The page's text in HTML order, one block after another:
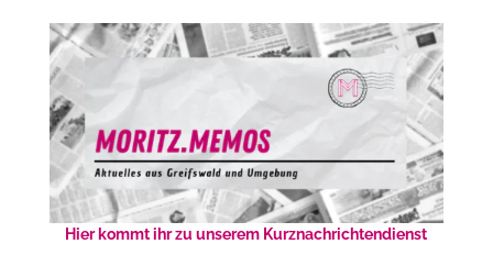
Hier kommt ihr zu unserem Kurznachrichtendienst